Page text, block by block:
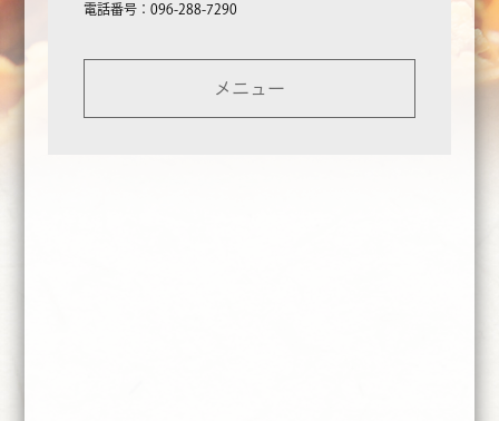
電話番号：096-288-7290
メニュー